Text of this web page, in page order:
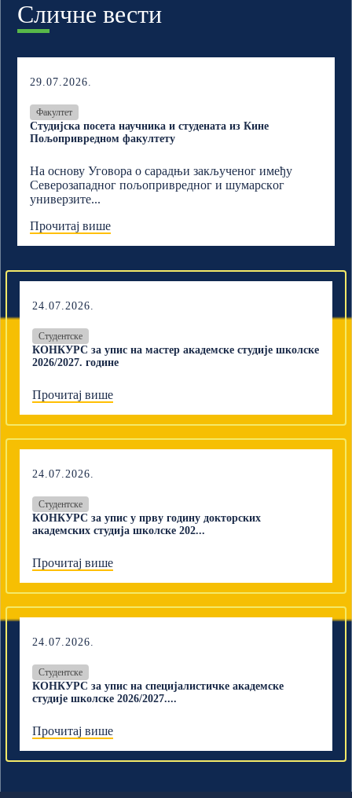
Сличне вести
29.07.2026.
Факултет
Студијска посета научника и студената из Кине
Пољопривредном факултету
На основу Уговора о сарадњи закљученог имеђу
Северозападног пољопривредног и шумарскoг
универзите...
Прочитај више
24.07.2026.
Студентске
КОНКУРС за упис на мастер академске студије школске
2026/2027. године
Прочитај више
24.07.2026.
Студентске
КОНКУРС за упис у прву годину докторских
академских студија школске 202...
Прочитај више
24.07.2026.
Студентске
КОНКУРС за упис на специјалистичке академске
студије школске 2026/2027....
Прочитај више